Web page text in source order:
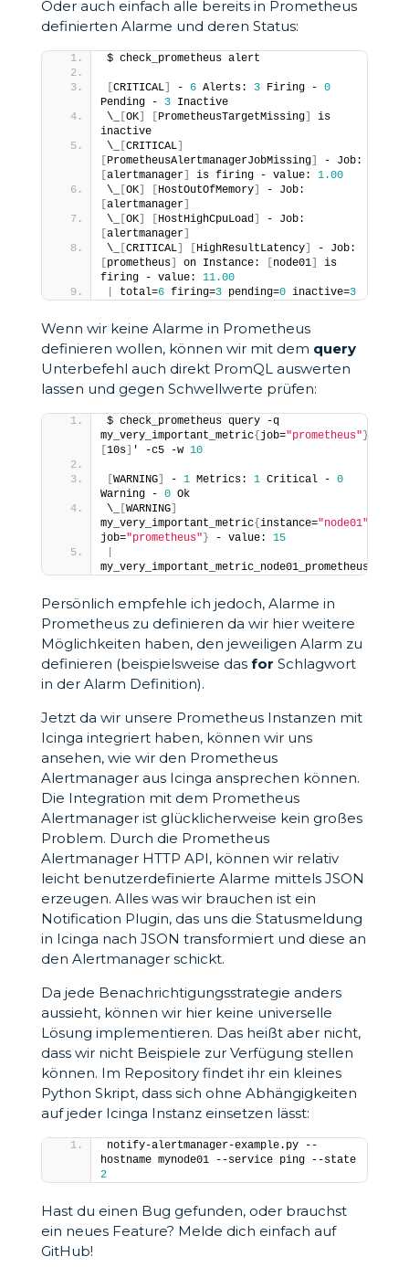
Oder auch einfach alle bereits in Prometheus
definierten Alarme und deren Status:
$ check_prometheus alert
CRITICAL] - 6 Alerts: 3 Firing - 0
Pending - 3 Inactive
\_
OK] PrometheusTargetMissing]
is
inactive
\_
CRITICAL]
PrometheusAlertmanagerJobMissing]
alertmanager] is firing - value: 1.00
\_
OK] HostOutOfMemory]
alertmanager]
\_
OK] HostHighCpuLoad]
alertmanager]
\_
CRITICAL] HighResultLatency]
prometheus] on Instance: node01]
is
firing - value: 11.00
total=6 firing=3 pending=0 inactive=3
Wenn wir keine Alarme in Prometheus
definieren wollen, können wir mit dem query
Unterbefehl auch direkt PromQL auswerten
lassen und gegen Schwellwerte prüfen:
$ check_prometheus query -q
my_very_important_metric{ job="prometheus" }
10s] ' -c5 -w 10
WARNING] - 1 Metrics: 1 Critical - 0
Warning - 0 Ok
\_
WARNING]
my_very_important_metric{ instance="node01"
job="prometheus" } - value: 15
my_very_important_metric_node01_prometheus=
Persönlich empfehle ich jedoch, Alarme in
Prometheus zu definieren da wir hier weitere
Möglichkeiten haben, den jeweiligen Alarm zu
definieren (beispielsweise das for Schlagwort
in der Alarm Definition).
Jetzt da wir unsere Prometheus Instanzen mit
Icinga integriert haben, können wir uns
ansehen, wie wir den Prometheus
Alertmanager aus Icinga ansprechen können.
Die Integration mit dem Prometheus
Alertmanager ist glücklicherweise kein großes
Problem. Durch die Prometheus
Alertmanager HTTP API, können wir relativ
leicht benutzerdefinierte Alarme mittels JSON
erzeugen. Alles was wir brauchen ist ein
Notification Plugin, das uns die Statusmeldung
in Icinga nach JSON transformiert und diese an
den Alertmanager schickt.
Da jede Benachrichtigungsstrategie anders
aussieht, können wir hier keine universelle
Lösung implementieren. Das heißt aber nicht,
dass wir nicht Beispiele zur Verfügung stellen
können. Im Repository findet ihr ein kleines
Python Skript, dass sich ohne Abhängigkeiten
auf jeder Icinga Instanz einsetzen lässt:
notify-alertmanager-example.py --
hostname mynode01 --service ping --state
2
Hast du einen Bug gefunden, oder brauchst
ein neues Feature? Melde dich einfach auf
GitHub!